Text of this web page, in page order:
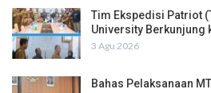
Tim Ekspedisi Patriot
University Berkunjung
3 Agu 2026
Bahas Pelaksanaan